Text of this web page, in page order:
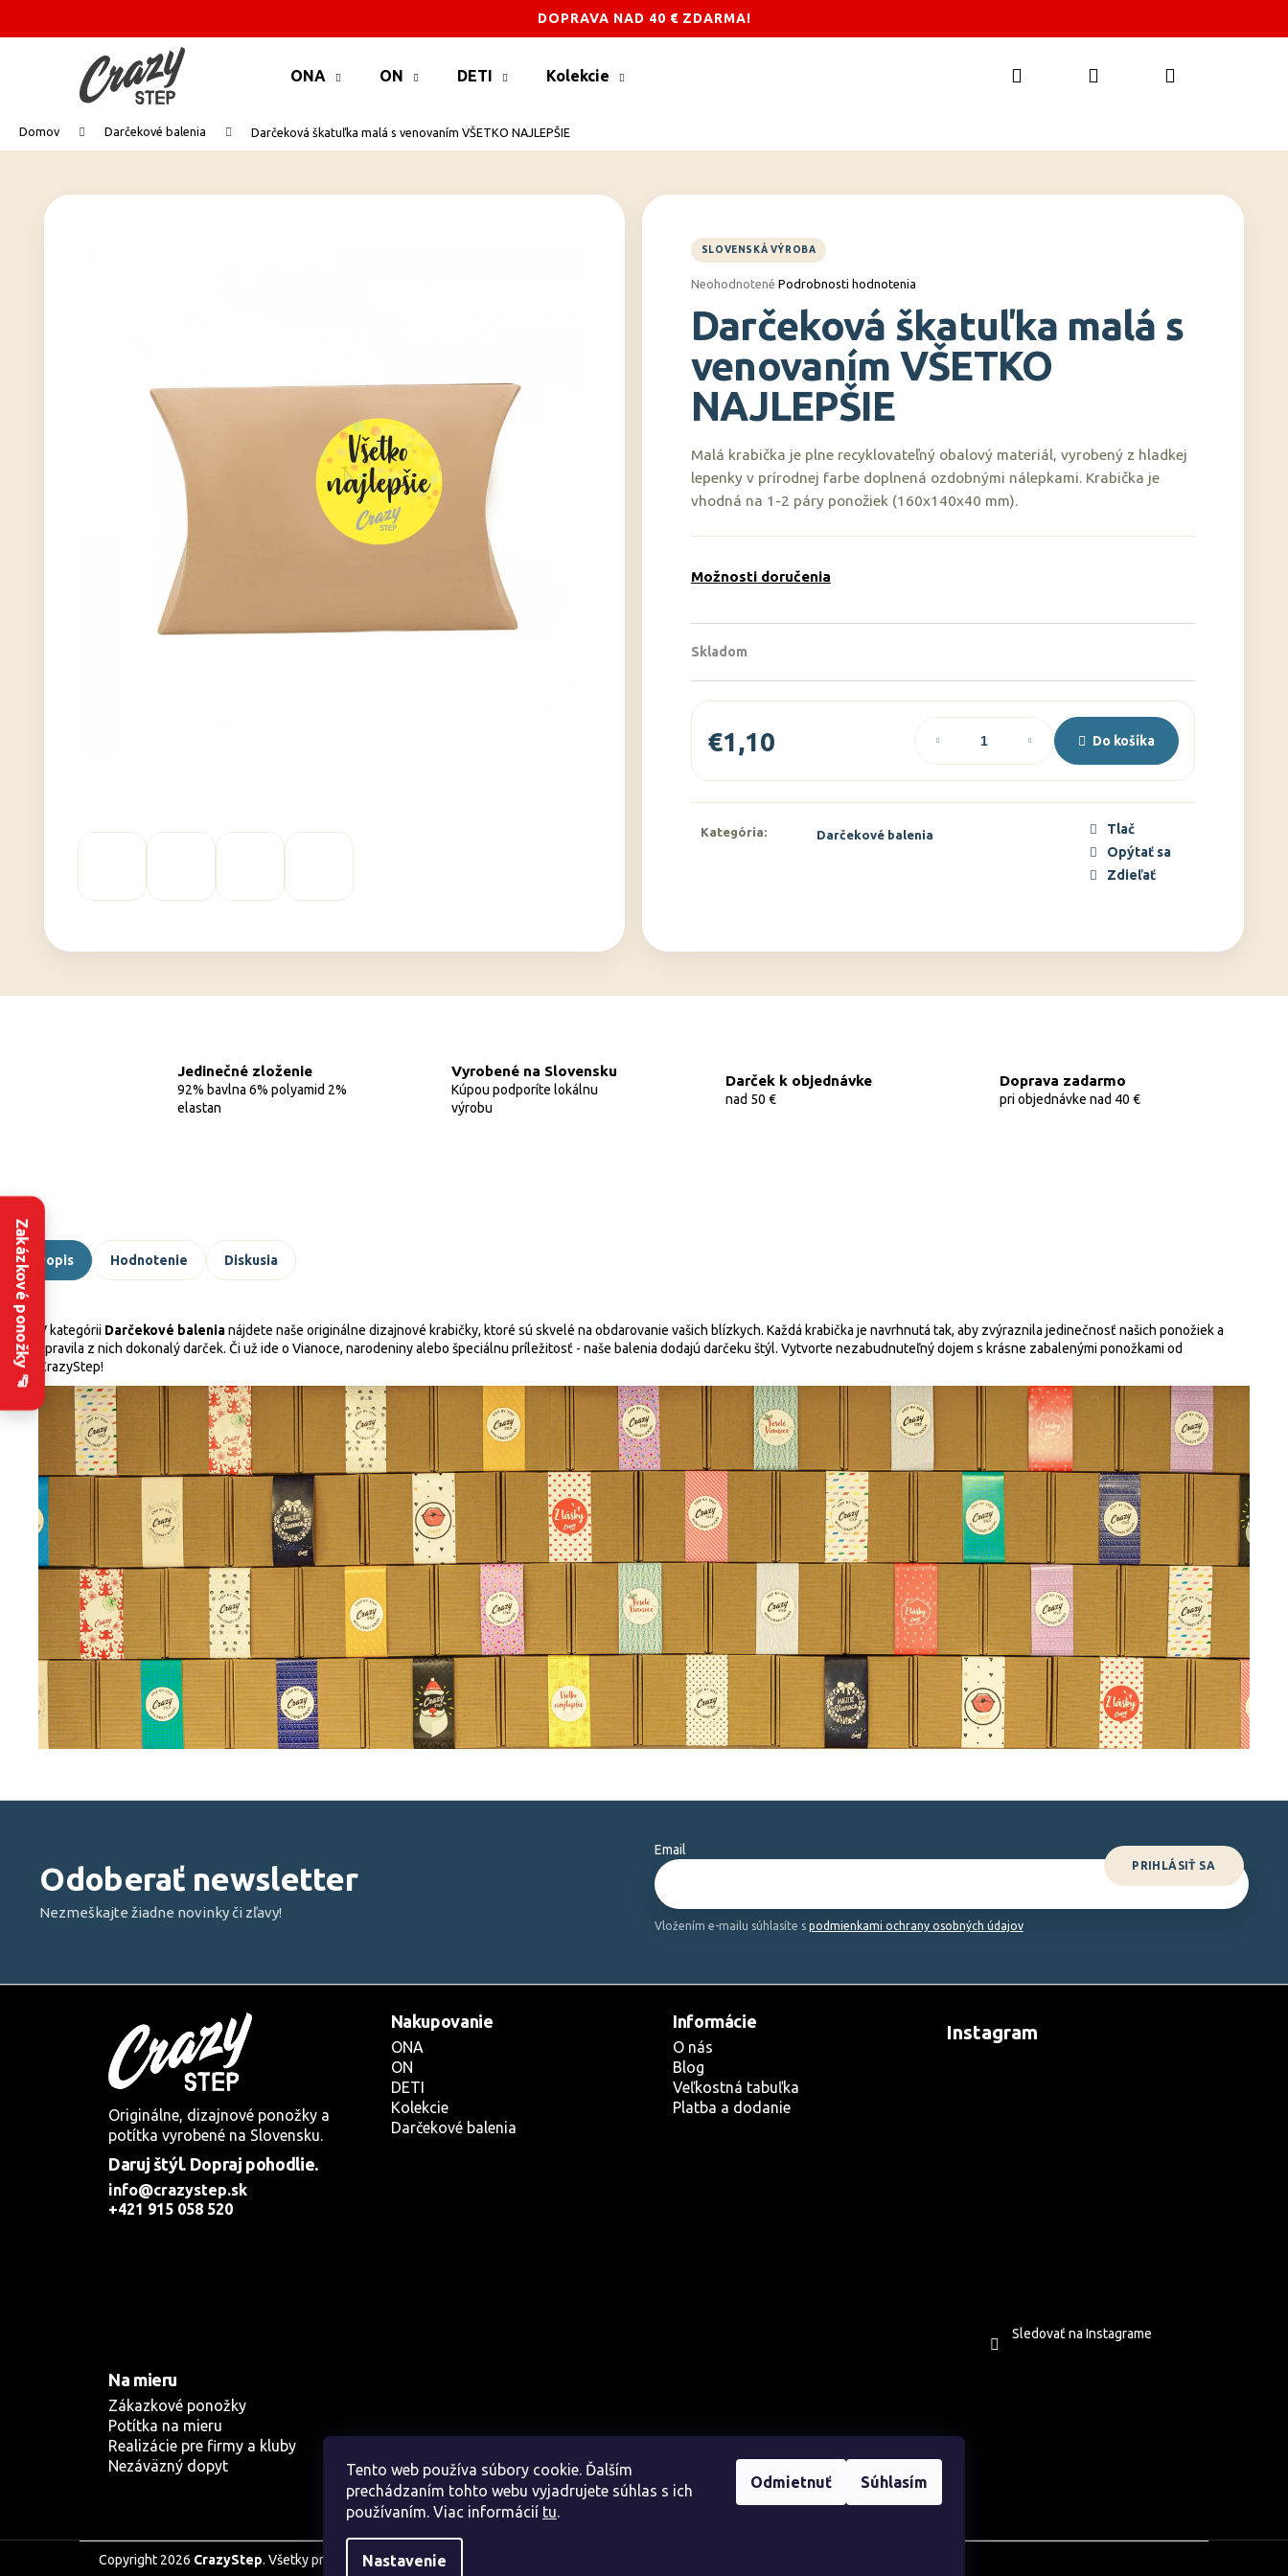
DOPRAVA NAD 40 € ZDARMA!
Zakázkové ponožky 🧦
Tento web používa súbory cookie. Ďalším
prechádzaním tohto webu vyjadrujete súhlas s ich
používaním. Viac informácií tu.
Nastavenie
Odmietnuť Súhlasím
ONA ON DETI Kolekcie Hľadať PrihlásenieNákupný
košík
Domov Darčekové balenia Darčeková škatuľka malá s venovaním VŠETKO NAJLEPŠIE
Priemerné
produktu
je
z
5
hviezdičiek.
Neohodnotené Podrobnosti hodnotenia
Darčeková škatuľka malá s
venovaním VŠETKO
NAJLEPŠIE
Malá krabička je plne recyklovateľný obalový materiál, vyrobený z hladkej
lepenky v prírodnej farbe doplnená ozdobnými nálepkami. Krabička je
vhodná na 1-2 páry ponožiek (160x140x40 mm).
Možnosti doručenia
Skladom
€1,10
cena:
Do košíka
Kategória: Darčekové balenia
Tlač
Opýtať sa
Zdieľať
Jedinečné zloženie
92% bavlna 6% polyamid 2%
elastan
Vyrobené na Slovensku
Kúpou podporíte lokálnu
výrobu
Darček k objednávke
nad 50 €
Doprava zadarmo
pri objednávke nad 40 €
Popis Hodnotenie Diskusia
V kategórii Darčekové balenianájdete naše originálne dizajnové krabičky, ktoré sú skvelé na obdarovanie vašich blízkych. Každá krabička je navrhnutá tak, aby zvýraznila jedinečnosť našich ponožiek a
spravila z nich dokonalý darček. Či už ide o Vianoce, narodeniny alebo špeciálnu príležitosť - naše balenia dodajú darčeku štýl. Vytvorte nezabudnuteľný dojem s krásne zabalenými ponožkami od
CrazyStep!
o
obchodu
obchodu
Odoberať newsletter
Nezmeškajte žiadne novinky či zľavy!
Email
Vložením e-mailu súhlasíte s podmienkami ochrany osobných údajov
PRIHLÁSIŤ SA
Originálne, dizajnové ponožky a
potítka vyrobené na Slovensku.
Daruj štýl. Dopraj pohodlie.
info@crazystep.sk
+421 915 058 520
Nakupovanie
ONA
ON
DETI
Kolekcie
Darčekové balenia
Informácie
O nás
Blog
Veľkostná tabuľka
Platba a dodanie
Instagram
Sledovať na Instagrame
Na mieru
Zákazkové ponožky
Potítka na mieru
Realizácie pre firmy a kluby
Nezáväzný dopyt
Copyright 2026 CrazyStep. Všetky práva vyhradené.